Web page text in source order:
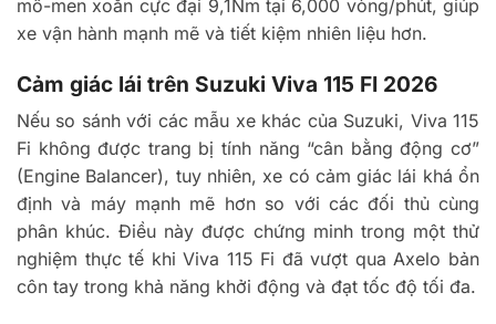
mô-men xoắn cực đại 9,1Nm tại 6,000 vòng/phút, giúp
xe vận hành mạnh mẽ và tiết kiệm nhiên liệu hơn.
Cảm giác lái trên Suzuki Viva 115 FI 2026
Nếu so sánh với các mẫu xe khác của Suzuki, Viva 115
Fi không được trang bị tính năng “cân bằng động cơ”
(Engine Balancer), tuy nhiên, xe có cảm giác lái khá ổn
định và máy mạnh mẽ hơn so với các đối thủ cùng
phân khúc. Điều này được chứng minh trong một thử
nghiệm thực tế khi Viva 115 Fi đã vượt qua Axelo bản
côn tay trong khả năng khởi động và đạt tốc độ tối đa.